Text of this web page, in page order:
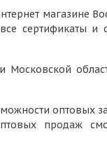
магазине
сертификаты и
Московской
оптовых
продаж